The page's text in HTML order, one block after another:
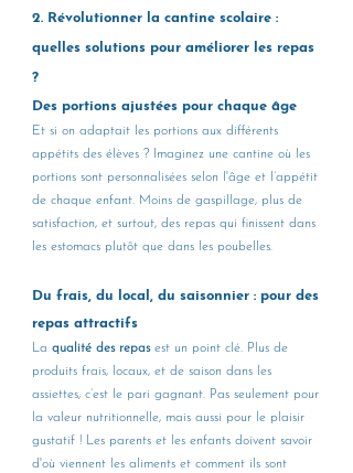
2. Révolutionner la cantine scolaire :
quelles solutions pour améliorer les repas
?
Des portions ajustées pour chaque âge
Et si on adaptait les portions aux différents
appétits des élèves ? Imaginez une cantine où les
portions sont personnalisées selon l'âge et l’appétit
de chaque enfant. Moins de gaspillage, plus de
satisfaction, et surtout, des repas qui finissent dans
les estomacs plutôt que dans les poubelles.
Du frais, du local, du saisonnier : pour des
repas attractifs
La qualité des repas est un point clé. Plus de
produits frais, locaux, et de saison dans les
assiettes, c’est le pari gagnant. Pas seulement pour
la valeur nutritionnelle, mais aussi pour le plaisir
gustatif ! Les parents et les enfants doivent savoir
d'où viennent les aliments et comment ils sont